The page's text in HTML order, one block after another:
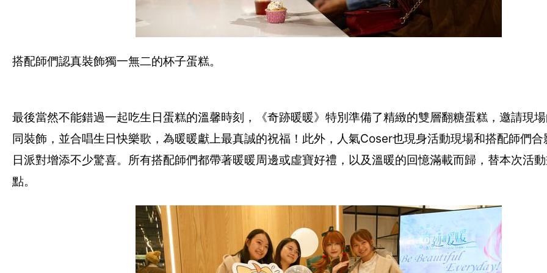
搭配師們認真裝飾獨一無二的杯子蛋糕。
最後當然不能錯過一起吃生日蛋糕的溫馨時刻，《奇跡暖暖》特別準備了精緻的雙層翻糖蛋糕，邀請現
同裝飾，並合唱生日快樂歌，為暖暖獻上最真誠的祝福！此外，人氣Coser也現身活動現場和搭配師們
日派對增添不少驚喜。所有搭配師們都帶著暖暖周邊或虛寶好禮，以及溫暖的回憶滿載而歸，替本次活
點。